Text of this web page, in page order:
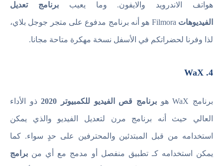
هواتف الاندرويد والايفون. وما يعيببرنامج تعديل
الفيديوهات Filmora هو أنه برنامج مدفوع على متجر جوجل بلاي،
لذا وفرنا لحضراتكم في الأسفل نسخة مهكرة متاحة مجانا.
4. WaX
برنامج WaX هو برنامج قص الفيديو للكمبيوتر 2020 ذو الأداء
العالي حيث أنه برنامج مرن لتعديل الفيديو والذي يمكن
استخدامه من قبل المبتدئين والمحترفين على حدٍ سواء. كما
يمكن استخدامه كـ تطبيق منفصل أو مدمج مع أي من برامج